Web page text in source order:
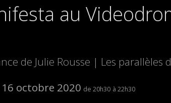
au
de Julie Rousse | Les parallèles
octobre 2020
20h30 22h30